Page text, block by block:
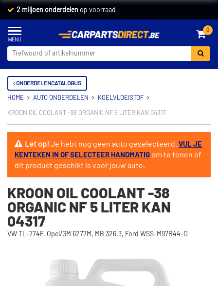
2 miljoen onderdelen op voorraad
0
ONDERDELENCATALOGUS
HOME AUTO ONDERDELEN KOELVLOEISTOF
KROON OIL COOLANT -38 ORGANIC NF 5 LITER KAN 04317
Let op!Je hebt nog geen auto geselecteerd. VUL JE
KENTEKEN IN OF SELECTEER HANDMATIG om te tonen of
dit product geschikt is voor jouw auto.
KROON OIL COOLANT -38
ORGANIC NF 5 LITER KAN
04317
VW TL-774F, Opel/GM 6277M, MB 326.3, Ford WSS-M97B44-D